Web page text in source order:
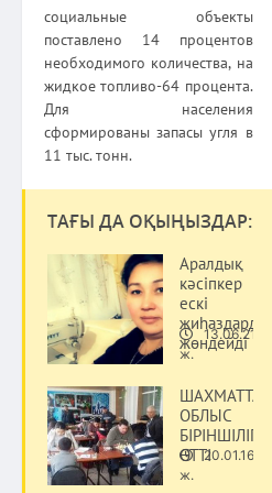
социальные объекты
поставлено 14 процентов
необходимого количества, на
жидкое топливо-64 процента.
Для населения
сформированы запасы угля в
11 тыс. тонн.
ТАҒЫ ДА ОҚЫҢЫЗДАР:
Аралдық
кәсіпкер
ескі
жиһаздарды
жөндейді
13.06.21
ж.
ШАХМАТТАН
ОБЛЫС
БІРІНШІЛІГІ
ӨТТІ20.01.16
ж.